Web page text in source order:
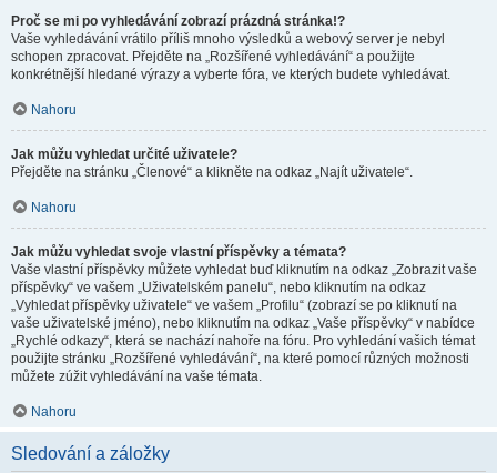
Proč se mi po vyhledávání zobrazí prázdná stránka!?
Vaše vyhledávání vrátilo příliš mnoho výsledků a webový server je nebyl
schopen zpracovat. Přejděte na „Rozšířené vyhledávání“ a použijte
konkrétnější hledané výrazy a vyberte fóra, ve kterých budete vyhledávat.
Nahoru
Jak můžu vyhledat určité uživatele?
Přejděte na stránku „Členové“ a klikněte na odkaz „Najít uživatele“.
Nahoru
Jak můžu vyhledat svoje vlastní příspěvky a témata?
Vaše vlastní příspěvky můžete vyhledat buď kliknutím na odkaz „Zobrazit vaše
příspěvky“ ve vašem „Uživatelském panelu“, nebo kliknutím na odkaz
„Vyhledat příspěvky uživatele“ ve vašem „Profilu“ (zobrazí se po kliknutí na
vaše uživatelské jméno), nebo kliknutím na odkaz „Vaše příspěvky“ v nabídce
„Rychlé odkazy“, která se nachází nahoře na fóru. Pro vyhledání vašich témat
použijte stránku „Rozšířené vyhledávání“, na které pomocí různých možnosti
můžete zúžit vyhledávání na vaše témata.
Nahoru
Sledování a záložky